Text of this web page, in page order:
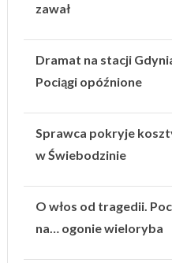
zawał
Dramat na stacji
Pociągi opóźnione
Sprawca pokryje
w Świebodzinie
O włos od tragedii.
na… ogonie wieloryba